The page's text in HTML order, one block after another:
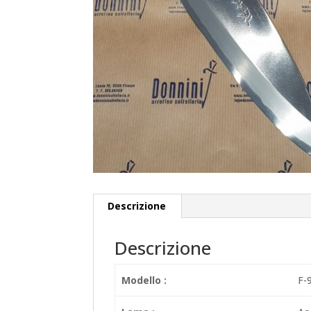
Descrizione
Descrizione
Modello : F-